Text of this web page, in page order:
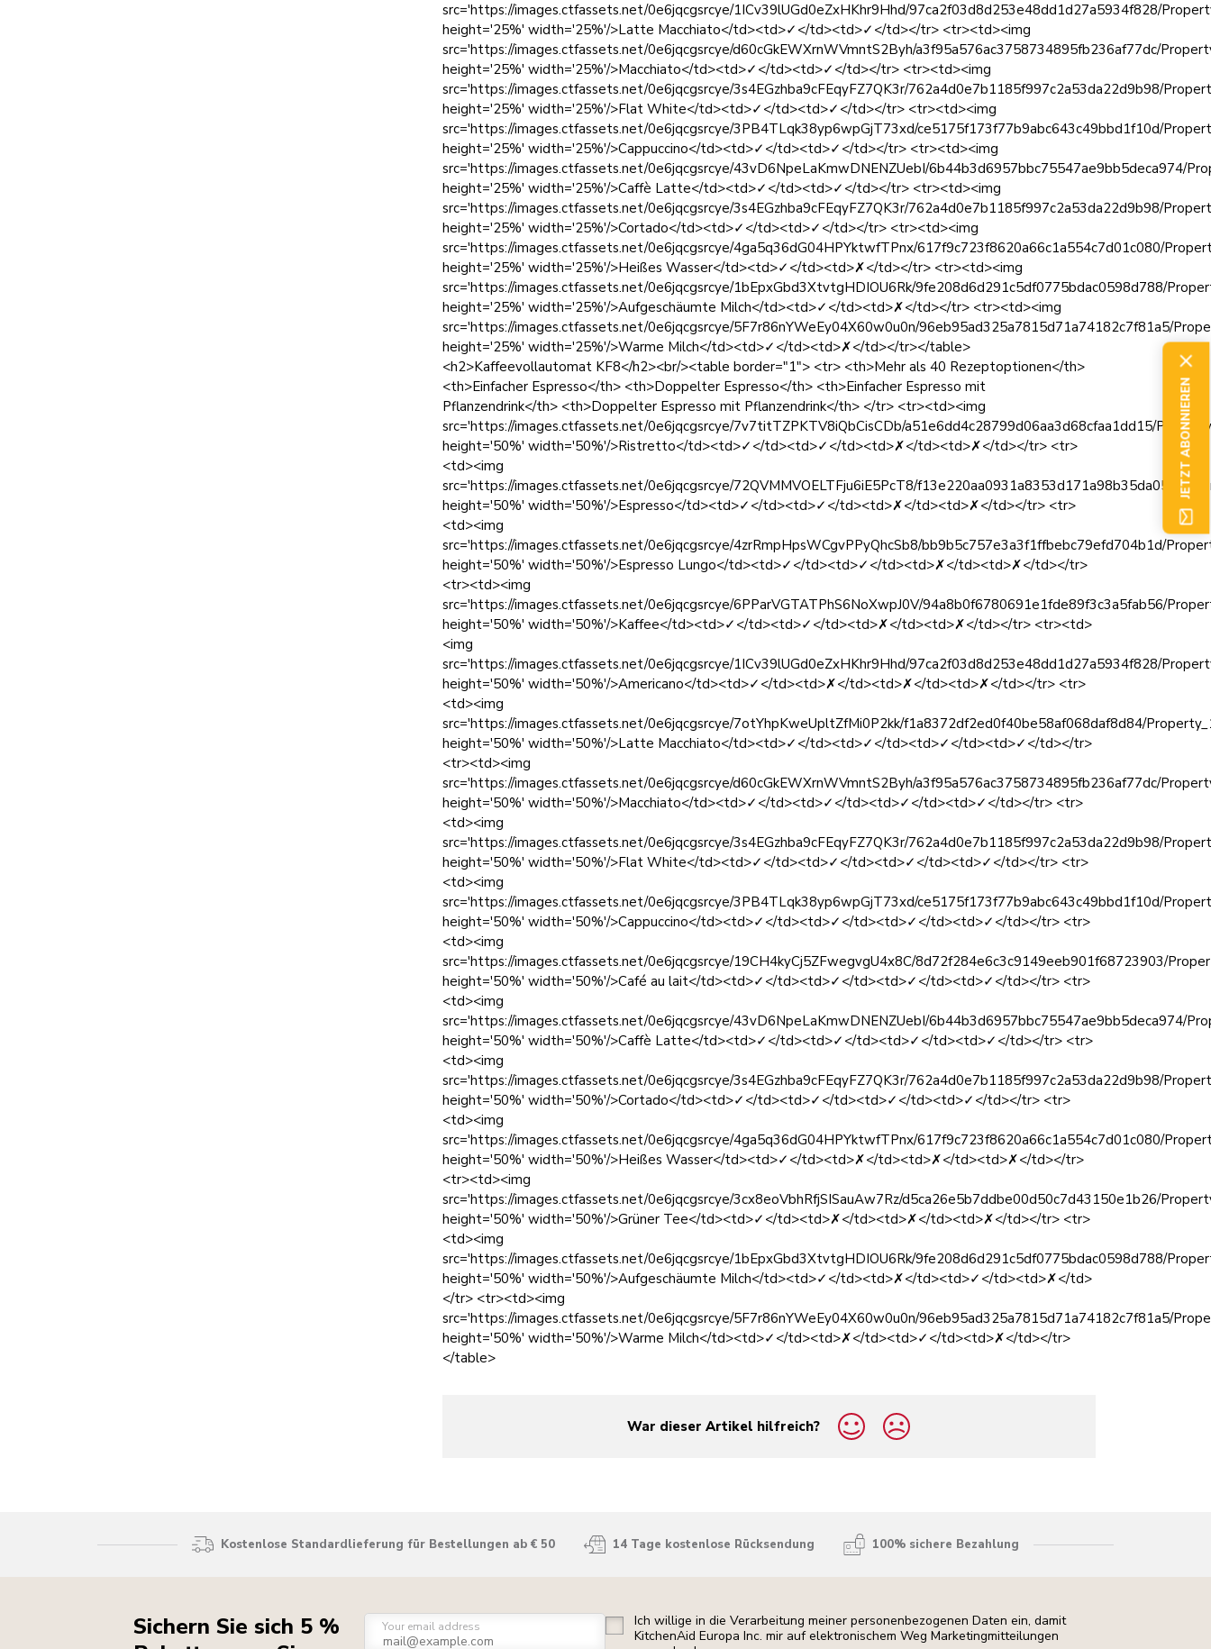
src='https://images.ctfassets.net/0e6jqcgsrcye/1ICv39lUGd0eZxHKhr9Hhd/97ca2f03d8d253e48dd1d27a5934f828/
height='25%' width='25%'/>Latte Macchiato</td><td>✓</td><td>✓</td></tr> <tr><td><img
src='https://images.ctfassets.net/0e6jqcgsrcye/d60cGkEWXrnWVmntS2Byh/a3f95a576ac3758734895fb236af77dc/
height='25%' width='25%'/>Macchiato</td><td>✓</td><td>✓</td></tr> <tr><td><img
src='https://images.ctfassets.net/0e6jqcgsrcye/3s4EGzhba9cFEqyFZ7QK3r/762a4d0e7b1185f997c2a53da22d9b98/
height='25%' width='25%'/>Flat White</td><td>✓</td><td>✓</td></tr> <tr><td><img
src='https://images.ctfassets.net/0e6jqcgsrcye/3PB4TLqk38yp6wpGjT73xd/ce5175f173f77b9abc643c49bbd1f10d/
height='25%' width='25%'/>Cappuccino</td><td>✓</td><td>✓</td></tr> <tr><td><img
src='https://images.ctfassets.net/0e6jqcgsrcye/43vD6NpeLaKmwDNENZUebI/6b44b3d6957bbc75547ae9bb5deca974/
height='25%' width='25%'/>Caffè Latte</td><td>✓</td><td>✓</td></tr> <tr><td><img
src='https://images.ctfassets.net/0e6jqcgsrcye/3s4EGzhba9cFEqyFZ7QK3r/762a4d0e7b1185f997c2a53da22d9b98/
height='25%' width='25%'/>Cortado</td><td>✓</td><td>✓</td></tr> <tr><td><img
src='https://images.ctfassets.net/0e6jqcgsrcye/4ga5q36dG04HPYktwfTPnx/617f9c723f8620a66c1a554c7d01c080/
height='25%' width='25%'/>Heißes Wasser</td><td>✓</td><td>✗</td></tr> <tr><td><img
src='https://images.ctfassets.net/0e6jqcgsrcye/1bEpxGbd3XtvtgHDIOU6Rk/9fe208d6d291c5df0775bdac0598d788/
height='25%' width='25%'/>Aufgeschäumte Milch</td><td>✓</td><td>✗</td></tr> <tr><td><img
src='https://images.ctfassets.net/0e6jqcgsrcye/5F7r86nYWeEy04X60w0u0n/96eb95ad325a7815d71a74182c7f81a5/
height='25%' width='25%'/>Warme Milch</td><td>✓</td><td>✗</td></tr></table>
<h2>Kaffeevollautomat KF8</h2><br/><table border="1"> <tr> <th>Mehr als 40 Rezeptoptionen</th>
<th>Einfacher Espresso</th> <th>Doppelter Espresso</th> <th>Einfacher Espresso mit
Pflanzendrink</th> <th>Doppelter Espresso mit Pflanzendrink</th> </tr> <tr><td><img
src='https://images.ctfassets.net/0e6jqcgsrcye/7v7titTZPKTV8iQbCisCDb/a51e6dd4c28799d06aa3d68cfaa1dd15/
height='50%' width='50%'/>Ristretto</td><td>✓</td><td>✓</td><td>✗</td><td>✗</td></tr> <tr>
<td><img
src='https://images.ctfassets.net/0e6jqcgsrcye/72QVMMVOELTFju6iE5PcT8/f13e220aa0931a8353d171a98b35da05/
height='50%' width='50%'/>Espresso</td><td>✓</td><td>✓</td><td>✗</td><td>✗</td></tr> <tr>
<td><img
src='https://images.ctfassets.net/0e6jqcgsrcye/4zrRmpHpsWCgvPPyQhcSb8/bb9b5c757e3a3f1ffbebc79efd704b1d/
height='50%' width='50%'/>Espresso Lungo</td><td>✓</td><td>✓</td><td>✗</td><td>✗</td></tr>
<tr><td><img
src='https://images.ctfassets.net/0e6jqcgsrcye/6PParVGTATPhS6NoXwpJ0V/94a8b0f6780691e1fde89f3c3a5fab56/
height='50%' width='50%'/>Kaffee</td><td>✓</td><td>✓</td><td>✗</td><td>✗</td></tr> <tr><td>
<img
src='https://images.ctfassets.net/0e6jqcgsrcye/1ICv39lUGd0eZxHKhr9Hhd/97ca2f03d8d253e48dd1d27a5934f828/
height='50%' width='50%'/>Americano</td><td>✓</td><td>✗</td><td>✗</td><td>✗</td></tr> <tr>
<td><img
src='https://images.ctfassets.net/0e6jqcgsrcye/7otYhpKweUpltZfMi0P2kk/f1a8372df2ed0f40be58af068daf8d84/
height='50%' width='50%'/>Latte Macchiato</td><td>✓</td><td>✓</td><td>✓</td><td>✓</td></tr>
<tr><td><img
src='https://images.ctfassets.net/0e6jqcgsrcye/d60cGkEWXrnWVmntS2Byh/a3f95a576ac3758734895fb236af77dc/
height='50%' width='50%'/>Macchiato</td><td>✓</td><td>✓</td><td>✓</td><td>✓</td></tr> <tr>
<td><img
src='https://images.ctfassets.net/0e6jqcgsrcye/3s4EGzhba9cFEqyFZ7QK3r/762a4d0e7b1185f997c2a53da22d9b98/
height='50%' width='50%'/>Flat White</td><td>✓</td><td>✓</td><td>✓</td><td>✓</td></tr> <tr>
<td><img
src='https://images.ctfassets.net/0e6jqcgsrcye/3PB4TLqk38yp6wpGjT73xd/ce5175f173f77b9abc643c49bbd1f10d/
height='50%' width='50%'/>Cappuccino</td><td>✓</td><td>✓</td><td>✓</td><td>✓</td></tr> <tr>
<td><img
src='https://images.ctfassets.net/0e6jqcgsrcye/19CH4kyCj5ZFwegvgU4x8C/8d72f284e6c3c9149eeb901f68723903/
height='50%' width='50%'/>Café au lait</td><td>✓</td><td>✓</td><td>✓</td><td>✓</td></tr> <tr>
<td><img
src='https://images.ctfassets.net/0e6jqcgsrcye/43vD6NpeLaKmwDNENZUebI/6b44b3d6957bbc75547ae9bb5deca974/
height='50%' width='50%'/>Caffè Latte</td><td>✓</td><td>✓</td><td>✓</td><td>✓</td></tr> <tr>
<td><img
src='https://images.ctfassets.net/0e6jqcgsrcye/3s4EGzhba9cFEqyFZ7QK3r/762a4d0e7b1185f997c2a53da22d9b98/
height='50%' width='50%'/>Cortado</td><td>✓</td><td>✓</td><td>✓</td><td>✓</td></tr> <tr>
<td><img
src='https://images.ctfassets.net/0e6jqcgsrcye/4ga5q36dG04HPYktwfTPnx/617f9c723f8620a66c1a554c7d01c080/
height='50%' width='50%'/>Heißes Wasser</td><td>✓</td><td>✗</td><td>✗</td><td>✗</td></tr>
<tr><td><img
src='https://images.ctfassets.net/0e6jqcgsrcye/3cx8eoVbhRfjSISauAw7Rz/d5ca26e5b7ddbe00d50c7d43150e1b26/
height='50%' width='50%'/>Grüner Tee</td><td>✓</td><td>✗</td><td>✗</td><td>✗</td></tr> <tr>
<td><img
src='https://images.ctfassets.net/0e6jqcgsrcye/1bEpxGbd3XtvtgHDIOU6Rk/9fe208d6d291c5df0775bdac0598d788/
height='50%' width='50%'/>Aufgeschäumte Milch</td><td>✓</td><td>✗</td><td>✓</td><td>✗</td>
</tr> <tr><td><img
src='https://images.ctfassets.net/0e6jqcgsrcye/5F7r86nYWeEy04X60w0u0n/96eb95ad325a7815d71a74182c7f81a5/
height='50%' width='50%'/>Warme Milch</td><td>✓</td><td>✗</td><td>✓</td><td>✗</td></tr>
</table>
War dieser Artikel hilfreich?
yes
no
Kostenlose Standardlieferung für Bestellungen ab € 50 14 Tage kostenlose Rücksendung 100% sichere Bezahlung
Sichern Sie sich 5 %
Your email address
Ich willige in die Verarbeitung meiner personenbezogenen Daten ein, damit
KitchenAid Europa Inc. mir auf elektronischem Weg Marketingmitteilungen
JETZT ABONNIEREN